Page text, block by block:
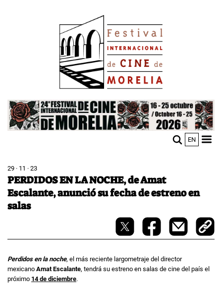
Image
EN
29 · 11 · 23
PERDIDOS EN LA NOCHE, de Amat
Escalante, anunció su fecha de estreno en
salas
Perdidos en la noche, el más reciente largometraje del director
mexicano Amat Escalante, tendrá su estreno en salas de cine del país el
próximo 14 de diciembre.